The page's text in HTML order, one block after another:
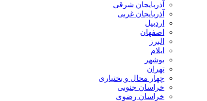
آذربایجان شرقی
آذربایجان غربی
اردبیل
اصفهان
البرز
ایلام
بوشهر
تهران
چهار محال و بختیاری
خراسان جنوبی
خراسان رضوی